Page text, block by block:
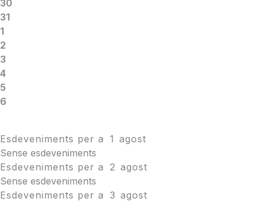
30
31
1
2
3
4
5
6
Esdeveniments per a 1 agost
Sense esdeveniments
Esdeveniments per a
2 agost
Sense esdeveniments
Esdeveniments per a 3 agost